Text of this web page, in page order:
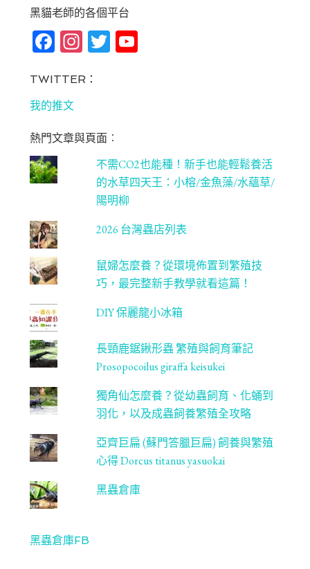
黑貓老師的各個平台
Fa
bo
ok
In
ag
m
T Yo
C
ha
n
ne
l
TWITTER：
我的推文
熱門文章與頁面︰
不需CO2也能種！新手也能輕鬆養活
的水草四天王：小榕/金魚藻/水蘊草/
陽明柳
2026 台灣蟲店列表
鼠婦怎麼養？從環境佈置到繁殖技
巧，最完整新手教學就看這篇！
DIY 保麗龍小冰箱
長頸鹿鋸鍬形蟲 繁殖與飼育筆記
Prosopocoilus giraffa keisukei
獨角仙怎麼養？從幼蟲飼育、化蛹到
羽化，以及成蟲飼養繁殖全攻略
亞齊巨扁 (蘇門答臘巨扁) 飼養與繁殖
心得 Dorcus titanus yasuokai
黑蟲倉庫
黑蟲倉庫FB